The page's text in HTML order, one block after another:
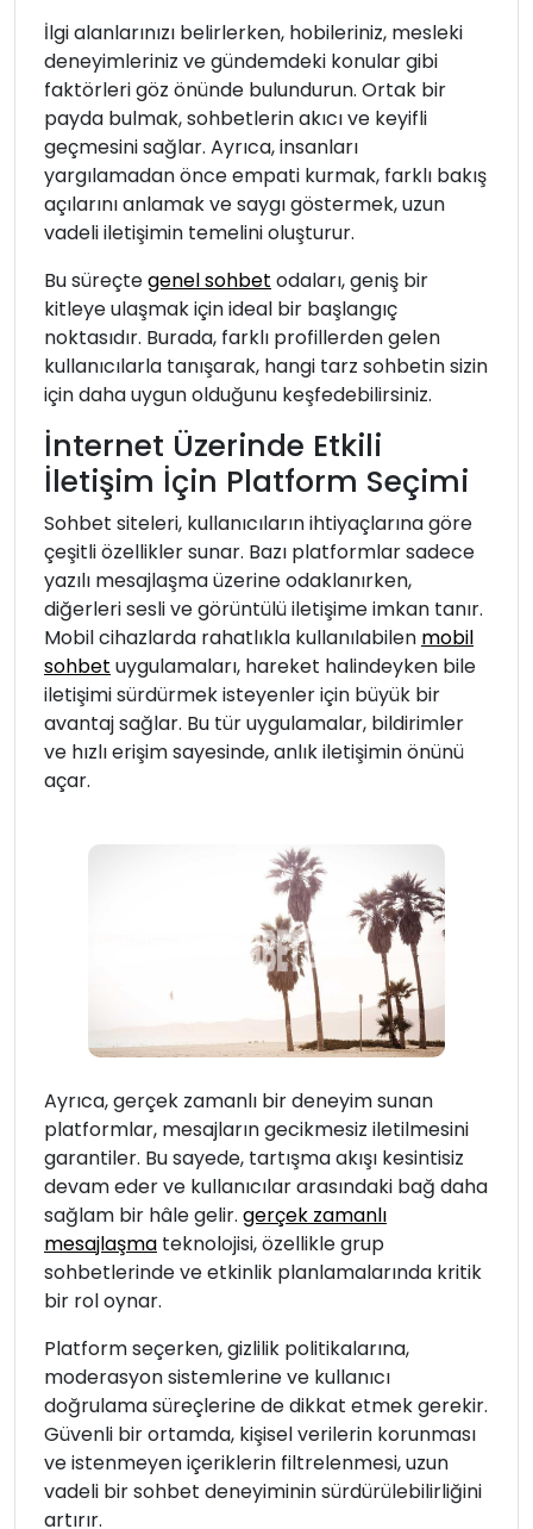
İlgi alanlarınızı belirlerken, hobileriniz, mesleki
deneyimleriniz ve gündemdeki konular gibi
faktörleri göz önünde bulundurun. Ortak bir
payda bulmak, sohbetlerin akıcı ve keyifli
geçmesini sağlar. Ayrıca, insanları
yargılamadan önce empati kurmak, farklı bakış
açılarını anlamak ve saygı göstermek, uzun
vadeli iletişimin temelini oluşturur.
Bu süreçtegenel sohbet odaları, geniş bir
kitleye ulaşmak için ideal bir başlangıç
noktasıdır. Burada, farklı profillerden gelen
kullanıcılarla tanışarak, hangi tarz sohbetin sizin
için daha uygun olduğunu keşfedebilirsiniz.
İnternet Üzerinde Etkili
İletişim İçin Platform Seçimi
Sohbet siteleri, kullanıcıların ihtiyaçlarına göre
çeşitli özellikler sunar. Bazı platformlar sadece
yazılı mesajlaşma üzerine odaklanırken,
diğerleri sesli ve görüntülü iletişime imkan tanır.
Mobil cihazlarda rahatlıkla kullanılabilen mobil
sohbet uygulamaları, hareket halindeyken bile
iletişimi sürdürmek isteyenler için büyük bir
avantaj sağlar. Bu tür uygulamalar, bildirimler
ve hızlı erişim sayesinde, anlık iletişimin önünü
açar.
Ayrıca, gerçek zamanlı bir deneyim sunan
platformlar, mesajların gecikmesiz iletilmesini
garantiler. Bu sayede, tartışma akışı kesintisiz
devam eder ve kullanıcılar arasındaki bağ daha
sağlam bir hâle gelir. gerçek zamanlı
mesajlaşma teknolojisi, özellikle grup
sohbetlerinde ve etkinlik planlamalarında kritik
bir rol oynar.
Platform seçerken, gizlilik politikalarına,
moderasyon sistemlerine ve kullanıcı
doğrulama süreçlerine de dikkat etmek gerekir.
Güvenli bir ortamda, kişisel verilerin korunması
ve istenmeyen içeriklerin filtrelenmesi, uzun
vadeli bir sohbet deneyiminin sürdürülebilirliğini
artırır.